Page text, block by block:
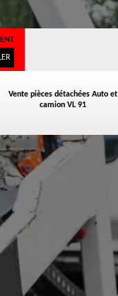
Vente pièces détachées Auto et
camion VL 91